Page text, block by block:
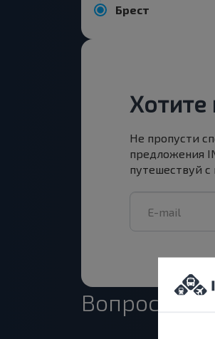
Брест
Хотите
Не пропусти
предложения
путешествуй
Вопрос -